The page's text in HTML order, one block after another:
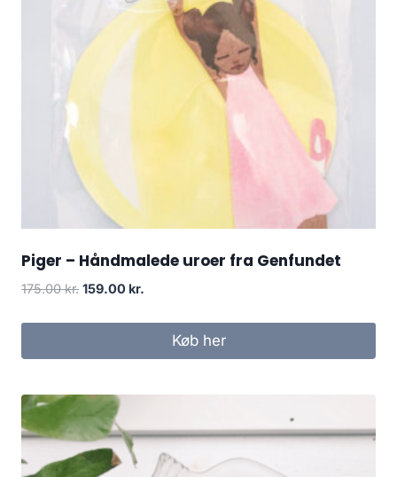
Piger – Håndmalede uroer fra Genfundet
175.00kr. 159.00 kr.
Køb her